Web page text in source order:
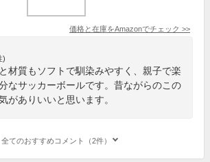
価格と在庫をAmazonでチェック >>
)
材質もソフトで馴染みやすく、親子で楽
なサッカーボールです。昔ながらのこの
がありいいと思います。
全てのおすすめコメント（2件）